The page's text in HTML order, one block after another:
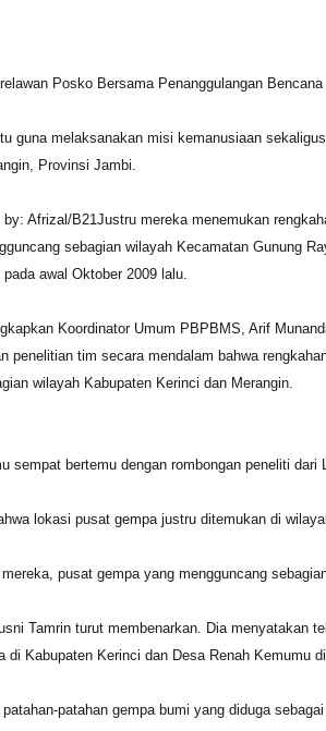
Posko Bersama Penanggulangan
guna melaksanakan misi kemanusiaan
Provinsi Jambi.
by: Afrizal/B21Justru mereka menemukan
sebagian wilayah Kecamatan Gunung
pada awal Oktober 2009 lalu.
Koordinator Umum PBPBMS, Arif
penelitian tim secara mendalam bahwa
wilayah Kabupaten Kerinci dan Merangin.
bertemu dengan rombongan peneliti
lokasi pusat gempa justru ditemukan di
pusat gempa yang mengguncang
Tamrin turut membenarkan. Dia
Kabupaten Kerinci dan Desa Renah Kemumu
patahan gempa bumi yang diduga